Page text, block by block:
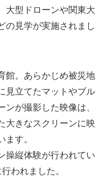
大型ドローンや関東大
の見学が実施されまし
館。あらかじめ被災地
見立てたマットやブル
が撮影した映像は、
大きなスクリーンに映
ます。
操縦体験が行われてい
われました。